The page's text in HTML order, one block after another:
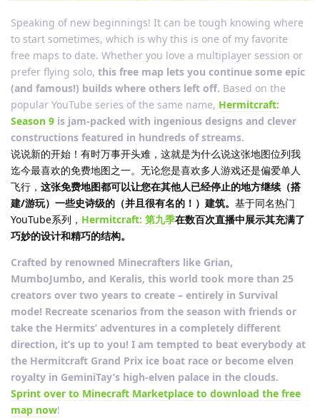
Speaking of new beginnings! It can be tough knowing where
to start sometimes, which is why this is one of my favorite
free maps to date. Whether you love a multiplayer session or
prefer flying solo, this free map lets you continue some epic
(and famous!) builds where others left off. Based on the
popular YouTube series of the same name, Hermitcraft:
Season 9 is jam-packed with ingenious designs and clever
constructions featured in hundreds of streams.
说说新的开始！有时万事开头难，这就是为什么说这张地图位列我
迄今最喜欢的免费地图之一。无论您是喜欢多人游戏还是偏爱单人
飞行， 这张免费地图都可以让您在其他人已经停止的地方继续（搭
建/游玩）一些史诗级的（并且很有名的！）建筑。 基于同名热门
YouTube系列， Hermitcraft: 第九季在数百次直播中展示其充满了
巧妙的设计和精巧的结构。
Crafted by renowned Minecrafters like Grian,
MumboJumbo, and Keralis, this world took more than 25
creators over two years to create – entirely in Survival
mode! Recreate scenarios from the season with friends or
take the Hermits’ adventures in a completely different
direction, it’s up to you! I am tempted to beat everybody at
the Hermitcraft Grand Prix ice boat race or become elven
royalty in GeminiTay’s high-elven palace in the clouds.
Sprint over to Minecraft Marketplace to download the free
map now!